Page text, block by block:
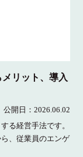
リット、導入
公開日：2026.06.02
る経営手法です。
、従業員のエンゲ